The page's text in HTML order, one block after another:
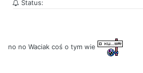
Status:
no no Waciak coś o tym wie